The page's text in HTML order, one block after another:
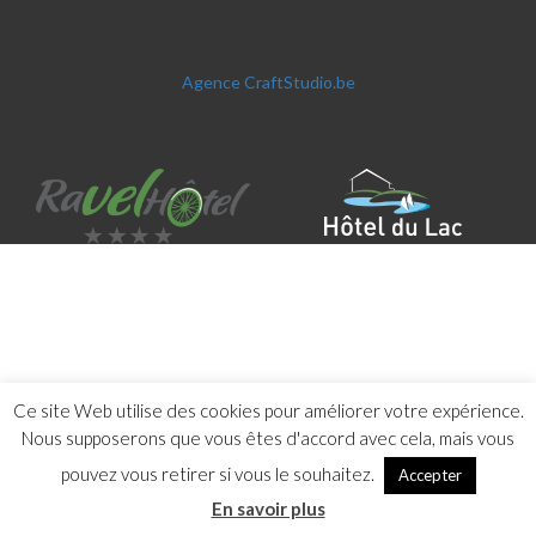
Agence CraftStudio.be
Ce site Web utilise des cookies pour améliorer votre expérience.
Nous supposerons que vous êtes d'accord avec cela, mais vous
pouvez vous retirer si vous le souhaitez.
Accepter
En savoir plus